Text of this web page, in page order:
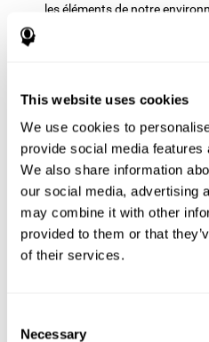
This website uses cookies
We use cookies to
provide social media
We also share information
our social media, advertising
may combine it with other
provided to them or that
of their services.
Selection
Necessary
les éléments de notre
rapidement avec eux. Par
comprendre un texte, de
mental, nous devons
pour faire les coups, et
composent notre mot cible
pratiquant cet exercice,
capacité de planification.
capacité cognitive est
quotidienne, car elle nous
d'anticiper mentalement la
un travail ou les tâches que